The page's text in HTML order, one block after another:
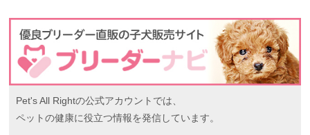
Pet's All Rightの公式アカウントでは、
ペットの健康に役立つ情報を発信しています。